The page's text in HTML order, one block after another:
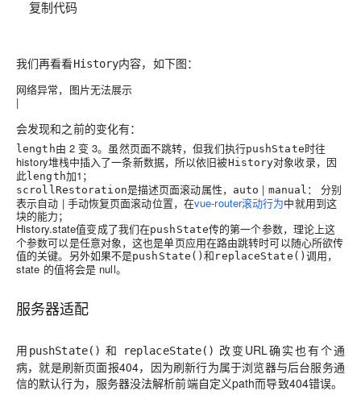
复制代码
我们再看看History内容，如下图：
网络异常，图片无法展示
|
会发现和之前的变化有：
length由 2变3。虽然页面不跳转，但我们执行pushState时往
history堆栈中插入了一条新数据，所以依旧被History对象收录，因
此length加1 ；
scrollRestoration是描述页面滚动属性， auto | manual ： 分别
表示自动 | 手动恢复页面滚动位置，在vue-router滚动行为中就用到这
块的能力；
History.state值变成了我们在pushState传的第一个参数，理论上这
个参数可以是任意对象，这也是单页应用在路由跳转时可以随心所欲传
值的关键。另外如果不是pushState()和 replaceState() 调用，
state 的值将会是 null。
服务器适配
用 pushState() 和 replaceState() 改变URL确实也有个通
病，就是刷新页面报404，因为刷新行为属于浏览器与后台服务通
信的默认行为，服务器没法解析前端自定义path而导致404错误。